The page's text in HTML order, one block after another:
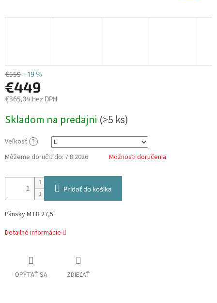
€559 –19 %
€449
€365,04 bez DPH
cena:
Skladom na predajni (>5 ks)
Veľkosť ?
Môžeme doručiť do: 7.8.2026 Možnosti doručenia
Pridať do košíka
Pánsky MTB 27,5"
Detailné informácie
OPÝTAŤ SA ZDIEĽAŤ